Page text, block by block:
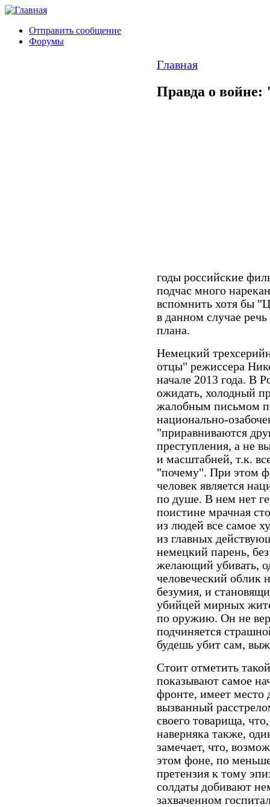
Отправить сообщение
Форумы
Главная
Правда о
годы российские
подчас много
вспомнить хотя бы
в данном случае
плана.
Немецкий
отцы" режиссера
начале 2013 года. В
ожидать, холодный
жалобным письмом
национально-
"приравниваются
преступления, а не
и масштабней, т.к.
"почему". При этом
человек является
по душе. В нем нет
поистине мрачная
из людей все самое
из главных
немецкий парень,
желающий убивать,
человеческий облик
безумия, и
убийцей мирных
по оружию. Он не
подчиняется
будешь убит сам,
Стоит отметить
показывают самое
фронте, имеет место
вызванный
своего товарища,
наверняка также,
замечает, что,
этом фоне, по
претензия к тому
солдаты добивают
захваченном